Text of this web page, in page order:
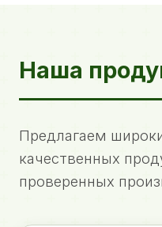
Наша
Предлагаем
качественных
проверенных